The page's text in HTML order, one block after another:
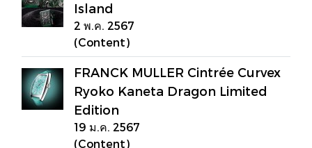
Island
2 พ.ค. 2567
(Content)
FRANCK MULLER Cintrée Curvex
Ryoko Kaneta Dragon Limited
Edition
19 ม.ค. 2567
(Content)